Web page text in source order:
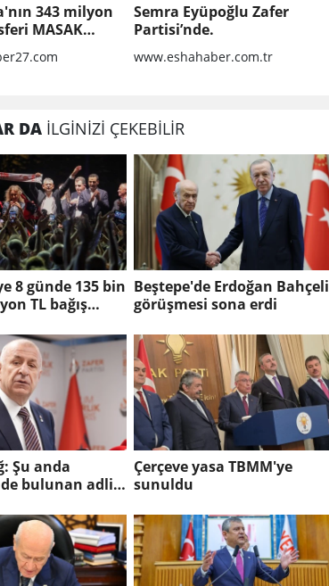
343 milyon
MASAK
Semra Eyüpoğlu Zafer
Partisi’nde.
www.eshahaber.com.tr
DA İLGİNİZİ ÇEKEBİLİR
8 günde 135 bin
TL bağış
Beştepe'de Erdoğan Bahçeli
görüşmesi sona erdi
Şu anda
bulunan adli
Çerçeve yasa TBMM'ye
sunuldu